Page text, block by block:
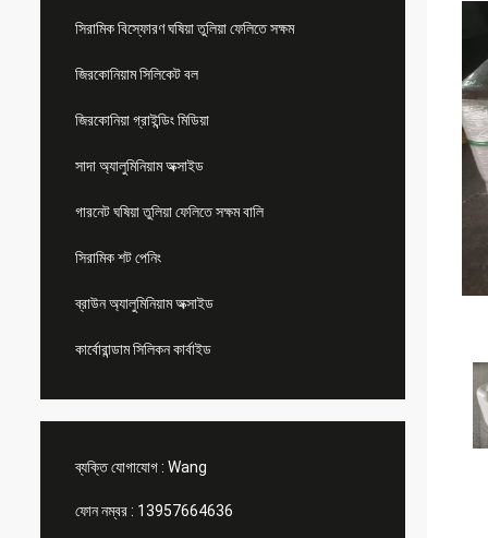
সিরামিক বিস্ফোরণ ঘষিয়া তুলিয়া ফেলিতে সক্ষম
জিরকোনিয়াম সিলিকেট বল
জিরকোনিয়া গ্রাইন্ডিং মিডিয়া
সাদা অ্যালুমিনিয়াম অক্সাইড
গারনেট ঘষিয়া তুলিয়া ফেলিতে সক্ষম বালি
সিরামিক শট পেনিং
ব্রাউন অ্যালুমিনিয়াম অক্সাইড
কার্বোরান্ডাম সিলিকন কার্বাইড
ব্যক্তি যোগাযোগ : Wang
ফোন নম্বর : 13957664636